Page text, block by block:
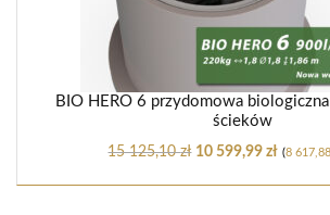
BIO HERO 6 przydomowa
ścieków
15 125,10zł 10 599,99zł (8